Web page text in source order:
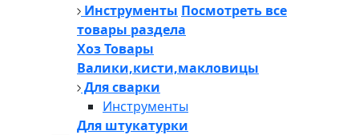
Инструменты Посмотреть все
товары раздела
Хоз Товары
Валики,кисти,макловицы
Для сварки
Инструменты
Для штукатурки